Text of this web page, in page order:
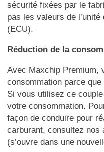
sécurité fixées par le
pas les valeurs de
(ECU).
Réduction de la
Avec Maxchip Premium,
consommation parce que
Si vous utilisez ce
votre consommation.
façon de conduire pour
carburant, consultez nos
(s’ouvre dans une